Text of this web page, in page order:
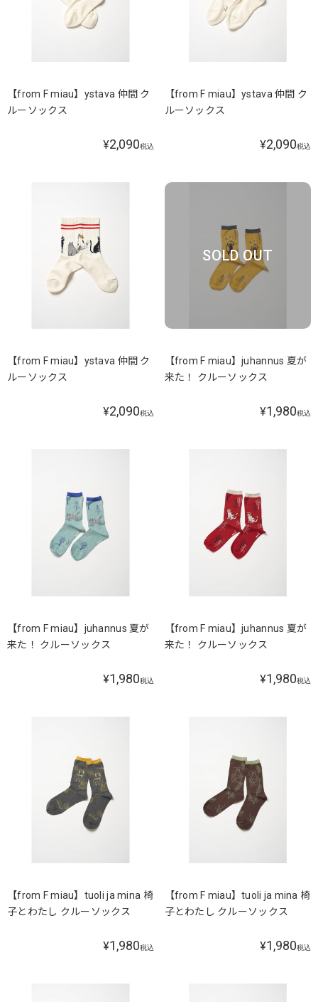
【from F miau】ystava 仲間 ク
ルーソックス
¥2,090税込
【from F miau】ystava 仲間 ク
ルーソックス
¥2,090税込
【from F miau】ystava 仲間 ク
ルーソックス
¥2,090税込
SOLD OUT
【from F miau】juhannus 夏が
来た！ クルーソックス
¥1,980税込
【from F miau】juhannus 夏が
来た！ クルーソックス
¥1,980税込
【from F miau】juhannus 夏が
来た！ クルーソックス
¥1,980税込
【from F miau】tuoli ja mina 椅
子とわたし クルーソックス
¥1,980税込
【from F miau】tuoli ja mina 椅
子とわたし クルーソックス
¥1,980税込